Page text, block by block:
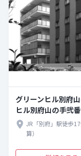
グリーンヒル別府
ヒル別府山の手弐番
JR「別府」駅徒歩
算）